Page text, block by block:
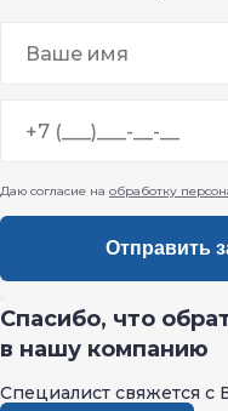
Звенигород
Ивантеевка
Истра
Калуга
Кашира
Клин
Коломна
Красноармейск
Красногорск
Краснодар
Краснозаводск
Кубинка
Даю согласие на обработку
Спасибо, что
в нашу компанию
Специалист свяжется